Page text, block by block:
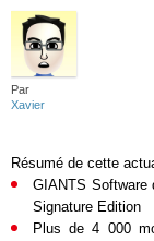
Par
Xavier
Résumé de cette
GIANTS Software
Signature Edition
Plus de 4 000